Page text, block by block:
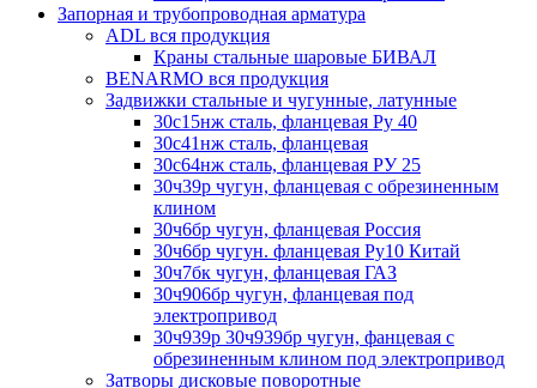
Запорная и трубопроводная арматура
ADL вся продукция
Краны стальные шаровые БИВАЛ
BENARMO вся продукция
Задвижки стальные и чугунные, латунные
30с15нж сталь, фланцевая Ру 40
30с41нж сталь, фланцевая
30с64нж сталь, фланцевая РУ 25
30ч39р чугун, фланцевая с обрезиненным
клином
30ч6бр чугун, фланцевая Россия
30ч6бр чугун. фланцевая Ру10 Китай
30ч7бк чугун, фланцевая ГАЗ
30ч906бр чугун, фланцевая под
электропривод
30ч939р 30ч939бр чугун, фанцевая с
обрезиненным клином под электропривод
Затворы дисковые поворотные